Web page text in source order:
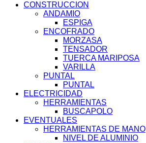
CONSTRUCCION
ANDAMIO
ESPIGA
ENCOFRADO
MORZASA
TENSADOR
TUERCA MARIPOSA
VARILLA
PUNTAL
PUNTAL
ELECTRICIDAD
HERRAMIENTAS
BUSCAPOLO
EVENTUALES
HERRAMIENTAS DE MANO
NIVEL DE ALUMINIO